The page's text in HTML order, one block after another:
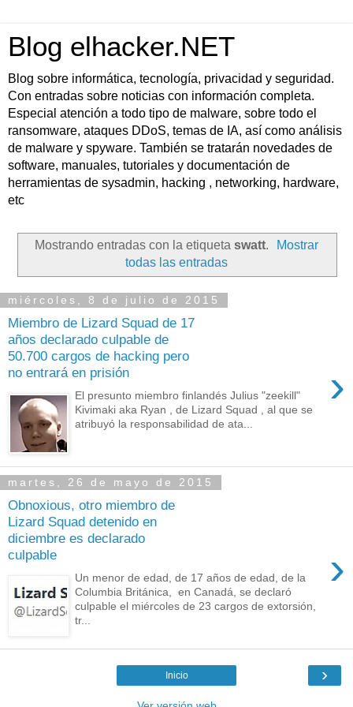
Blog elhacker.NET
Blog sobre informática, tecnología, privacidad y seguridad.
Con entradas sobre noticias con información completa.
Especial atención a todo tipo de malware, sobre todo el
ransomware, ataques DDoS, temas de IA, así como análisis
de malware y spyware. También se tratarán novedades de
software, manuales, tutoriales y documentación de
herramientas de sysadmin, hacking , networking, hardware,
etc
Mostrando entradas con la etiqueta swatt.
Mostrar
todas las entradas
miércoles, 8 de julio de 2015
Miembro de Lizard Squad de 17
años declarado culpable de
50.700 cargos de hacking pero
no entrará en prisión
›
El presunto miembro finlandés Julius "zeekill"
Kivimaki aka Ryan , de Lizard Squad , al que se
atribuyó la responsabilidad de ata...
martes, 26 de mayo de 2015
Obnoxious, otro miembro de
Lizard Squad detenido en
diciembre es declarado
culpable
›
Un menor de edad, de 17 años de edad, de la
Columbia Británica, en Canadá, se declaró
culpable el miércoles de 23 cargos de extorsión,
tr...
›
Inicio